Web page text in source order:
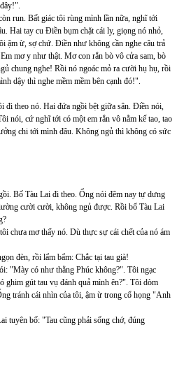
run. Bất giác tôi rùng mình lần nữa, nghĩ tới
Hai tay cu Điền bụm chặt cái ly, giọng nó nhỏ,
ậm ừ, sợ chứ. Điền như không cần nghe câu trả
mơ y như thật. Mơ con rắn bò vô cửa sam, bò
chung nghe! Rồi nó ngoác mỏ ra cười hụ hụ, rồi
dậy thì nghe mềm mềm bên cạnh đó!".
đi theo nó. Hai đứa ngồi bệt giữa sân. Điền nói,
nói, cứ nghĩ tới có một em rắn vô nằm kế tao, tao
chi tới mình đâu. Không ngủ thì không có sức
Bố Tàu Lai đi theo. Ổng nói đêm nay tự dưng
cười cười, không ngủ được. Rồi bố Tàu Lai
chưa mơ thấy nó. Dù thực sự cái chết của nó ám
đèn, rồi lẩm bẩm: Chắc tại tau già!
"Mày có như thằng Phúc không?". Tôi ngạc
ghim gút tau vụ đánh quả mình ên?". Tôi dòm
tránh cái nhìn của tôi, ậm ừ trong cổ họng "Anh
tuyên bố: "Tau cũng phải sống chớ, đúng